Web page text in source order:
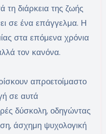
διάρκεια της ζωής
σε ένα επάγγελμα. Η
στα επόμενα χρόνια
τον κανόνα.
απροετοίμαστο
σε αυτά
δύσκολη, οδηγώντας
άσχημη ψυχολογική